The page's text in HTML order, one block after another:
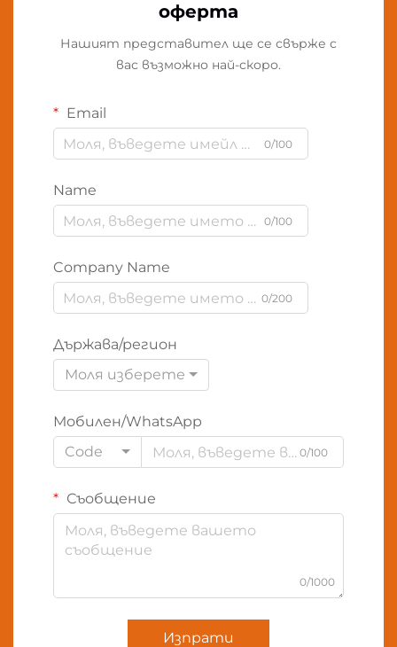
оферта
Нашият представител ще се свърже с
вас възможно най-скоро.
Email
0/100
Name
0/100
Company Name
0/200
Държава/регион
Моля изберете
Мобилен/WhatsApp
Code
0/100
Съобщение
0/1000
Изпрати